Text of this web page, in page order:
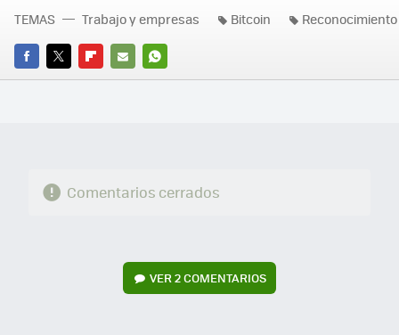
FACEBOOK
TWITTERFLIPBOARD
E-
WHATSAPP
TEMAS Trabajo y empresas Bitcoin
Comentarios cerrados
VER2 COMENTARIOS